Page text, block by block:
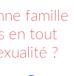
famille
en tout
?